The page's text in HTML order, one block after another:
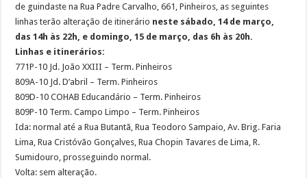
de guindaste na Rua Padre Carvalho, 661, Pinheiros, as seguintes
linhas terão alteração de itinerário neste sábado, 14 de março,
das 14h às 22h, e domingo, 15 de março, das 6h às 20h.
Linhas e itinerários:
771P-10 Jd. João XXIII – Term. Pinheiros
809A-10 Jd. D’abril – Term. Pinheiros
809D-10 COHAB Educandário – Term. Pinheiros
809P-10 Term. Campo Limpo – Term. Pinheiros
Ida: normal até a Rua Butantã, Rua Teodoro Sampaio, Av. Brig. Faria
Lima, Rua Cristóvão Gonçalves, Rua Chopin Tavares de Lima, R.
Sumidouro, prosseguindo normal.
Volta: sem alteração.